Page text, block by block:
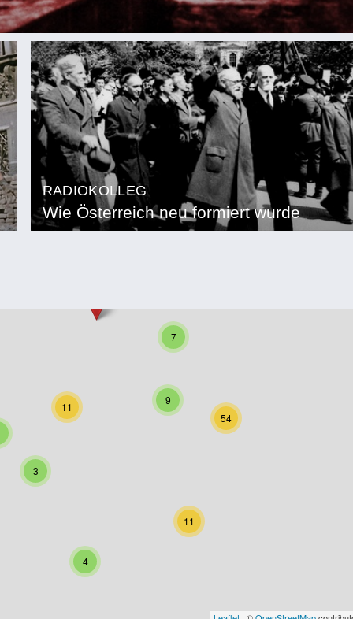
RADIOKOLLEG
Wie Österreich neu formiert wurde
4
7
3
9
11
54
11